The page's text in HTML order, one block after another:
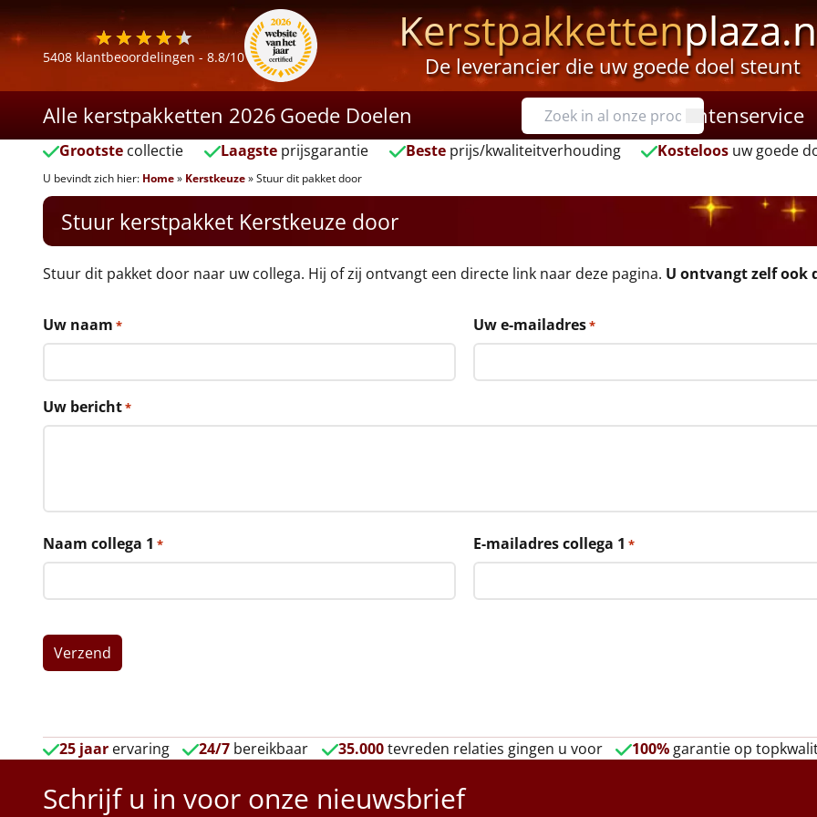
5408 klantbeoordelingen - 8.8/10 Kerstpakketten
De leverancier die uw goede doel steunt
Alle kerstpakketten 2026 Goede Doelen Klantenservice
Grootste collectie Laagsteprijsgarantie Besteprijs/kwaliteitverhouding Kosteloos uw goede
U bevindt zich hier: Home» Kerstkeuze»Stuur dit pakket door
Stuur kerstpakket Kerstkeuze door
Stuur dit pakket door naar uw collega. Hij of zij ontvangt een directe link naar deze pagina. U ontvangt zelf ook
Uw naam * Uw e-mailadres*
Uw bericht*
Naam collega 1 * E-mailadres collega 1 *
25 jaar ervaring 24/7 bereikbaar 35.000tevreden relaties gingen u voor 100%garantie op
Schrijf u in voor onze nieuwsbrief